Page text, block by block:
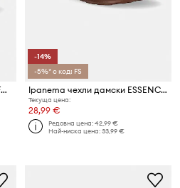
Ipanema чехли дамски HIGH FASHION
-14%
-5%* с код: FS
Ipanema чехли дамски ESSENCE FEM
Текуща цена:
28,99 €
Редовна цена:42,99 €
Най-ниска цена:33,99 €